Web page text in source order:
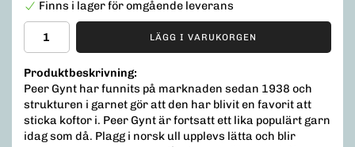
Finns i lager för omgående leverans
LÄGG I VARUKORGEN
Produktbeskrivning:
Peer Gynt har funnits på marknaden sedan 1938 och
strukturen i garnet gör att den har blivit en favorit att
sticka koftor i. Peer Gynt är fortsatt ett lika populärt garn
idag som då. Plagg i norsk ull upplevs lätta och blir